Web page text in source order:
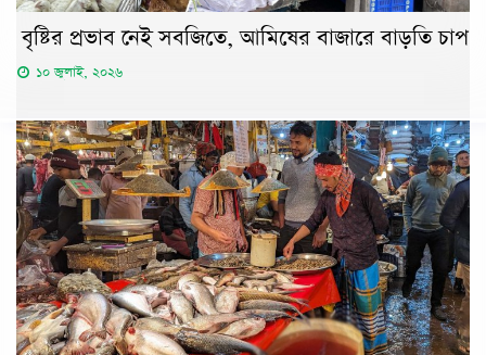
বৃষ্টির প্রভাব নেই সবজিতে, আমিষের বাজারে বাড়তি চাপ
১০ জুলাই, ২০২৬